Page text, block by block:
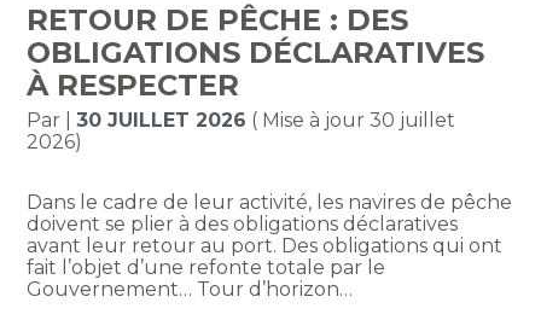
RETOUR DE PÊCHE : DES
OBLIGATIONS DÉCLARATIVES
À RESPECTER
Par |30 JUILLET 2026 ( Mise à jour 30 juillet
2026)
Dans le cadre de leur activité, les navires de pêche
doivent se plier à des obligations déclaratives
avant leur retour au port. Des obligations qui ont
fait l’objet d’une refonte totale par le
Gouvernement… Tour d’horizon…